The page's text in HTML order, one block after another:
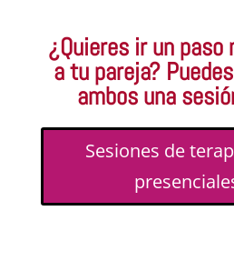
¿Quieres ir un
a tu pareja?
ambos una
Sesiones de